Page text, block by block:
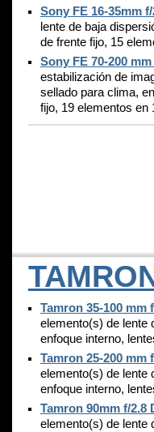
Sony FE 16-35mm f/
lente de baja
de frente fijo, 15
Sony FE 70-200 mm
estabilización de
sellado para clima,
fijo, 19 elementos en
Tamron 35-100 mm
elemento(s) de lente
enfoque interno,
Tamron 25-200 mm
elemento(s) de lente
enfoque interno,
Tamron 90mm f/2.8
elemento(s) de lente